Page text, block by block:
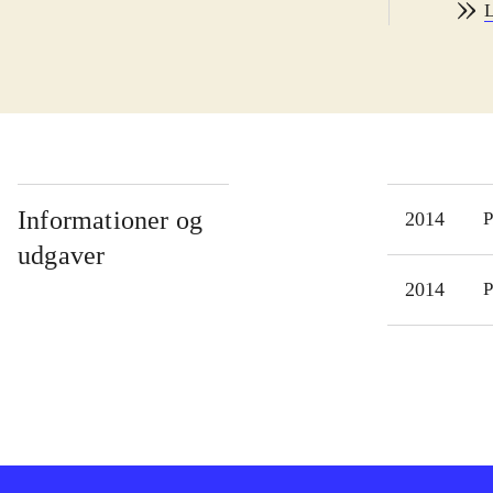
Informationer og
udgaver
2014
2014